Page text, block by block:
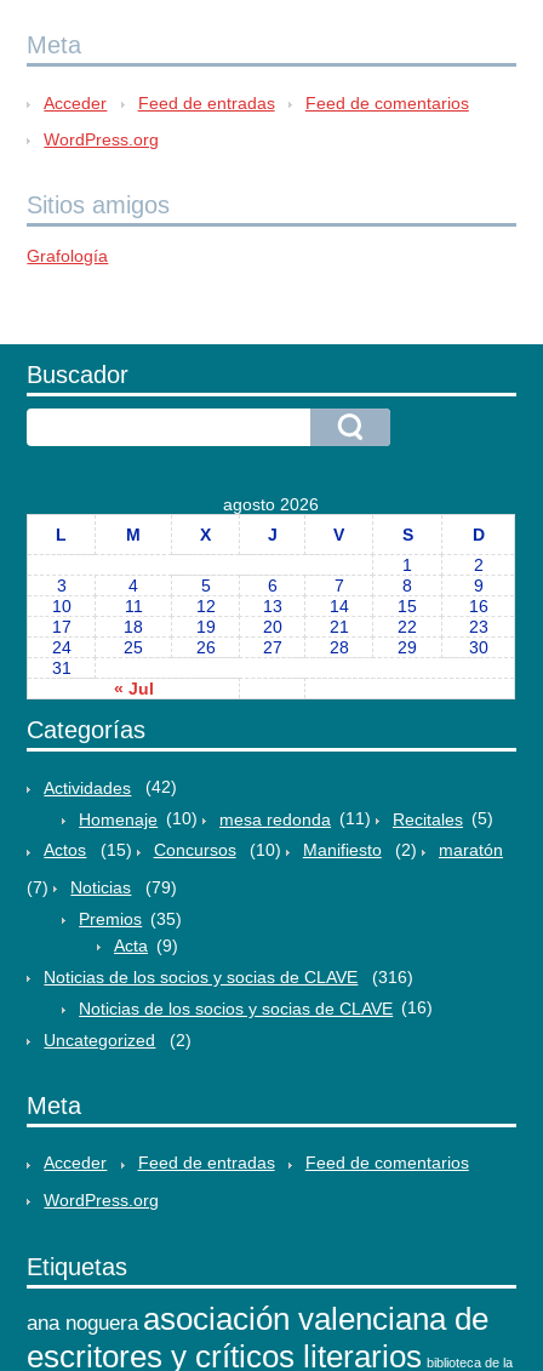
Meta
Acceder Feed de entradas
Feed de comentarios
WordPress.org
Sitios amigos
Grafología
Buscador
agosto 2026
L
M X J V S D
« Jul
1
2
3
4 5 6 7 8
9
10
11 12 13 14 15
16
17
18 19 20 21 22
23
24
25 26 27 28 29
30
31
Categorías
Actividades
(42)
Homenaje (10) mesa redonda (11) Recitales (5)
Actos
(15) Concursos (10) Manifiesto (2)
maratón
(7)
Noticias
(79)
Premios (35)
Acta (9)
Noticias de los socios y socias de CLAVE
(316)
Noticias de los socios y socias de CLAVE (16)
Uncategorized
(2)
Meta
Acceder Feed de entradas
Feed de comentarios
WordPress.org
Etiquetas
ana noguera asociación valenciana de
escritores y críticos literarios biblioteca de la